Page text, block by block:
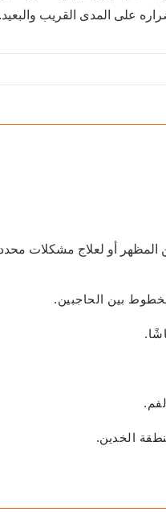
على المدى القريب والبعيد.
أو لعلاج مشكلات
بين الحاجبين.
الخدين.